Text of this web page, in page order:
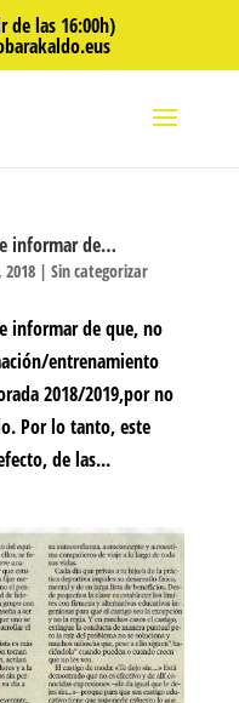
de las 16:00h)
informar de…
2018| Sin categorizar
informar de que, no
entrenamiento
2018/2019,por no
Por lo tanto, este
de las...